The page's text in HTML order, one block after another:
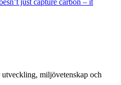
just capture carbon – it
miljövetenskap och